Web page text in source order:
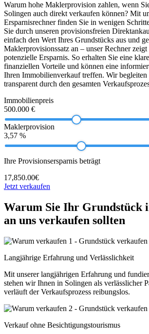
Warum hohe Maklerprovision zahlen, wenn
Solingen auch direkt verkaufen können? Mit
Ersparnisrechner finden Sie in wenigen
Sie durch unseren provisionsfreien
einfach den Wert Ihres Grundstücks aus und
Maklerprovisionssatz an – unser Rechner
potenzielle Ersparnis. So erhalten Sie eine
finanziellen Vorteile und können eine
Ihren Immobilienverkauf treffen. Wir begleiten
transparent durch den gesamten
Immobilienpreis
500.000 €
Maklerprovision
3,57 %
Ihre Provisionsersparnis beträgt
17,850.00€
Jetzt verkaufen
Warum Sie Ihr Grundstück
an uns verkaufen sollten
Langjährige Erfahrung und Verlässlichkeit
Mit unserer langjährigen Erfahrung und
stehen wir Ihnen in Solingen als verlässlicher
verläuft der Verkaufsprozess reibungslos.
Verkauf ohne Besichtigungstourismus